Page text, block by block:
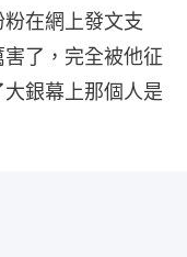
在網上發文支
了，完全被他征
銀幕上那個人是